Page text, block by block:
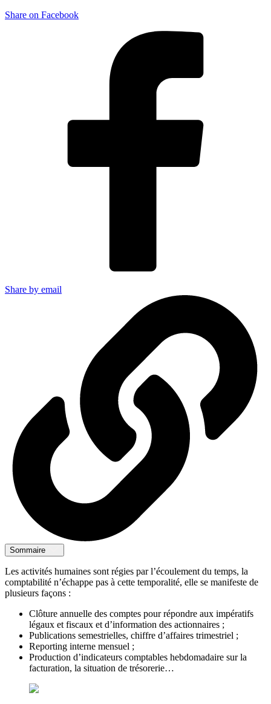
Share on Facebook
Share by email
Sommaire
Les activités humaines sont régies par l’écoulement du temps, la
comptabilité n’échappe pas à cette temporalité, elle se manifeste de
plusieurs façons :
Clôture annuelle des comptes pour répondre aux impératifs
légaux et fiscaux et d’information des actionnaires ;
Publications semestrielles, chiffre d’affaires trimestriel ;
Reporting interne mensuel ;
Production d’indicateurs comptables hebdomadaire sur la
facturation, la situation de trésorerie…